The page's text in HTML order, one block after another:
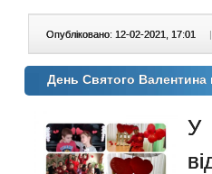
Опубліковано: 12-02-2021, 17:01 |
День Святого
У